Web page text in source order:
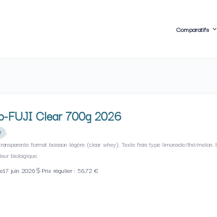
Comparatifs
FUJI Clear 700g 2026
·
format boisson légère (clear whey). Texte frais type limonade/thé/melon.
biologique.
17 juin 2026 Prix régulier : 56,72 €